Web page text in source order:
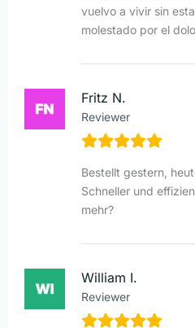
vuelvo a vivir sin
molestado por el
Fritz N.
Reviewer
Bestellt gestern,
Schneller und
mehr?
William I.
Reviewer